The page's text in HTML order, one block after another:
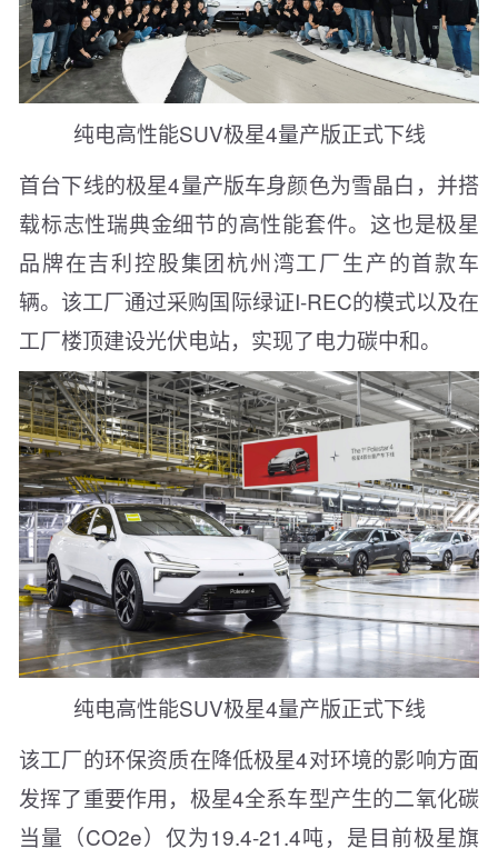
纯电高性能SUV极星4量产版正式下线
首台下线的极星4量产版车身颜色为雪晶白，并搭
载标志性瑞典金细节的高性能套件。这也是极星
品牌在吉利控股集团杭州湾工厂生产的首款车
辆。该工厂通过采购国际绿证I-REC的模式以及在
工厂楼顶建设光伏电站，实现了电力碳中和。
纯电高性能SUV极星4量产版正式下线
该工厂的环保资质在降低极星4对环境的影响方面
发挥了重要作用，极星4全系车型产生的二氧化碳
当量（CO2e）仅为19.4-21.4吨，是目前极星旗